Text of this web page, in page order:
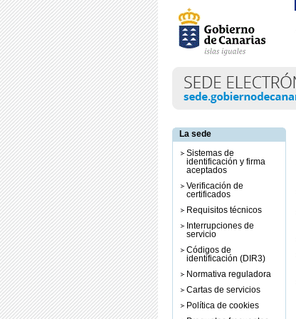
La sede
Sistemas de
identificación y firma
aceptados
Verificación de
certificados
Requisitos técnicos
Interrupciones de
servicio
Códigos de
identificación (DIR3)
Normativa reguladora
Cartas de servicios
Política de cookies